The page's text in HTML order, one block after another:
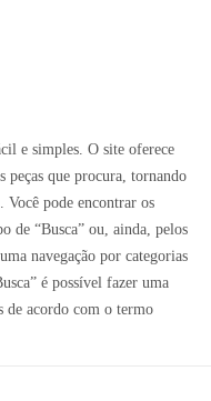
e simples. O site oferece
peças que procura, tornando
Você pode encontrar os
de “Busca” ou, ainda, pelos
navegação por categorias
é possível fazer uma
de acordo com o termo